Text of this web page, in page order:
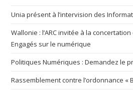
Unia présent à l’intervision des
Wallonie : l’ARC invitée à la
Engagés sur le numérique
Politiques Numériques : Demandez le
Rassemblement contre l’ordonnance «